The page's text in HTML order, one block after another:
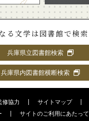
る文学は図書館で検索
兵庫県立図書館検索
兵庫県内図書館横断検索
修協力
サイトマップ
サイトのご利用にあたって